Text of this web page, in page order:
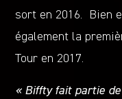
sort en 2016. Bien
également la
Tour en 2017.
« Biffty fait partie